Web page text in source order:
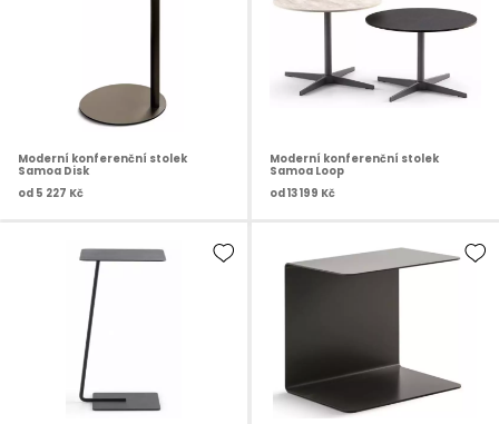
Moderní konferenční stolek
Samoa Disk
od 5 227 Kč
Moderní konferenční stolek
Samoa Loop
od 13 199 Kč